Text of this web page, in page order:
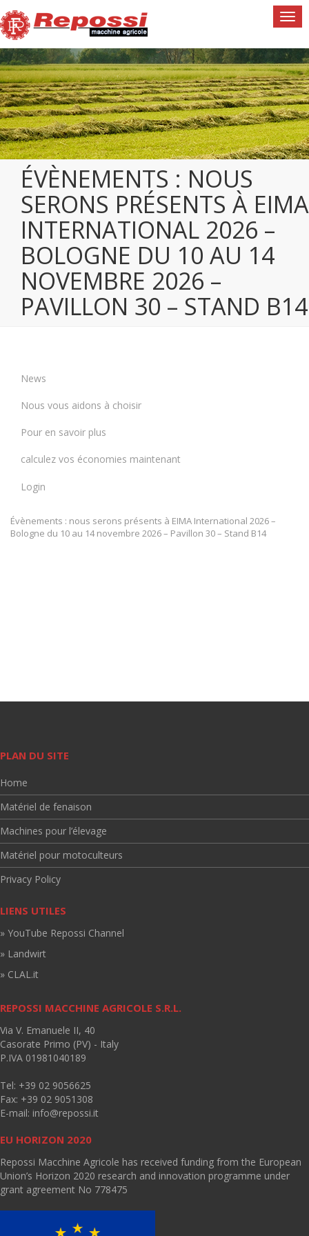
ÉVÈNEMENTS : NOUS
SERONS PRÉSENTS À EIMA
INTERNATIONAL 2026 –
BOLOGNE DU 10 AU 14
NOVEMBRE 2026 –
PAVILLON 30 – STAND B14
News
Nous vous aidons à choisir
Pour en savoir plus
calculez vos économies maintenant
Login
Évènements : nous serons présents à EIMA International 2026 –
Bologne du 10 au 14 novembre 2026 – Pavillon 30 – Stand B14
PLAN DU SITE
Home
Matériel de fenaison
Machines pour l’élevage
Matériel pour motoculteurs
Privacy Policy
LIENS UTILES
» YouTube Repossi Channel
» Landwirt
» CLAL.it
REPOSSI MACCHINE AGRICOLE S.R.L.
Via V. Emanuele II, 40
Casorate Primo (PV) - Italy
P.IVA 01981040189
Tel: +39 02 9056625
Fax: +39 02 9051308
E-mail: info@repossi.it
EU HORIZON 2020
Repossi Macchine Agricole has received funding from the European
Union’s Horizon 2020 research and innovation programme under
grant agreement No 778475